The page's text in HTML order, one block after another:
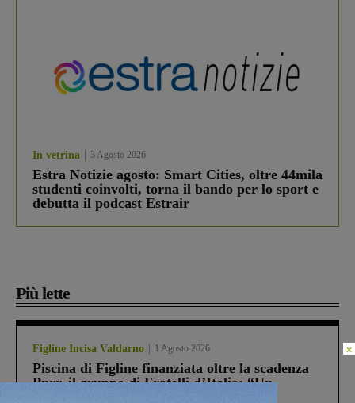
In vetrina 3 Agosto 2026
Estra Notizie agosto: Smart Cities, oltre 44mila
studenti coinvolti, torna il bando per lo sport e
debutta il podcast Estrair
Più lette
Figline Incisa Valdarno 1 Agosto 2026
Piscina di Figline finanziata oltre la scadenza
Pnrr, il gruppo di Fratelli d’Italia: “Un
×